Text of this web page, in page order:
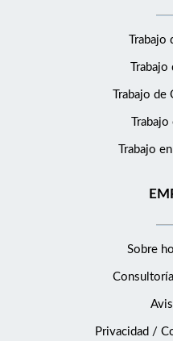
Trabajo
Trabajo
Sobre
Privacidad /